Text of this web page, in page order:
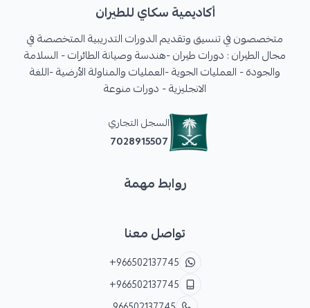
أكاديمية سكاي للطيران
متخصصون في تنسيق وتقديم الدورات التدريبية المتخصصة في
مجال الطيران : دورات طيران -هندسة وصيانة الطائرات - السلامة
والجودة - العمليات الجوية -العمليات والمناولة الأرضية -اللغة
الانجليزية - دورات منوعة
السجل التجاري
7028915507
روابط مهمة
تواصل معنا
+966502137745
+966502137745